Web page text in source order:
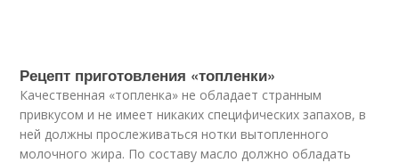
Рецепт приготовления «топленки»
Качественная «топленка» не обладает странным
привкусом и не имеет никаких специфических запахов, в
ней должны прослеживаться нотки вытопленного
молочного жира. По составу масло должно обладать